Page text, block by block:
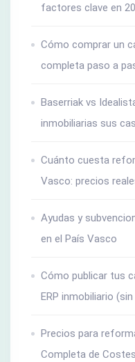
factores clave en
Cómo comprar un
completa paso a
Baserriak vs
inmobiliarias sus
Cuánto cuesta
Vasco: precios
Ayudas y
en el País Vasco
Cómo publicar tus
ERP inmobiliario
Precios para
Completa de Costes